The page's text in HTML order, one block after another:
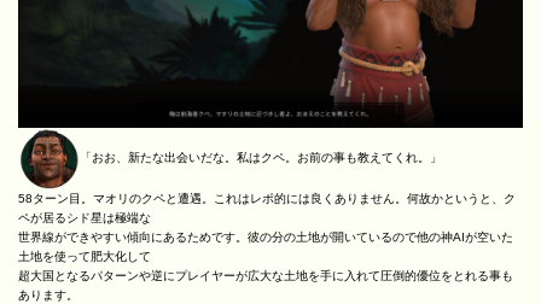
「おお、新たな出会いだな。私はクペ。お前の事も教えてくれ。」
58ターン目。マオリのクペと遭遇。これはレポ的には良くありません。何故かというと、ク
ペが居るシド星は極端な
世界線ができやすい傾向にあるためです。彼の分の土地が開いているので他の神AIが空いた
土地を使って肥大化して
超大国となるパターンや逆にプレイヤーが広大な土地を手に入れて圧倒的優位をとれる事も
あります。